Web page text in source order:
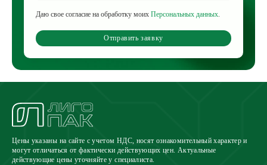
Даю свое согласие на обработку моих Персональных данных.
Отправить заявку
Цены указаны на сайте с учетом НДС, носят ознакомительный характер и
могут отличаться от фактически действующих цен. Актуальные
действующие цены уточняйте у специалиста.